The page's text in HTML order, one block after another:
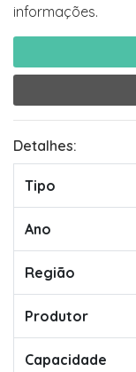
informações.
Detalhes:
Tipo
Ano
Região
Produtor
Capacidade